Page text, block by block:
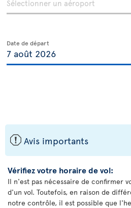
Date de départ
ü Avis importants
Vérifiez votre horaire de vol:
Il n'est pas nécessaire de confirmer
d'un vol. Toutefois, en raison de
notre contrôle, il est possible que